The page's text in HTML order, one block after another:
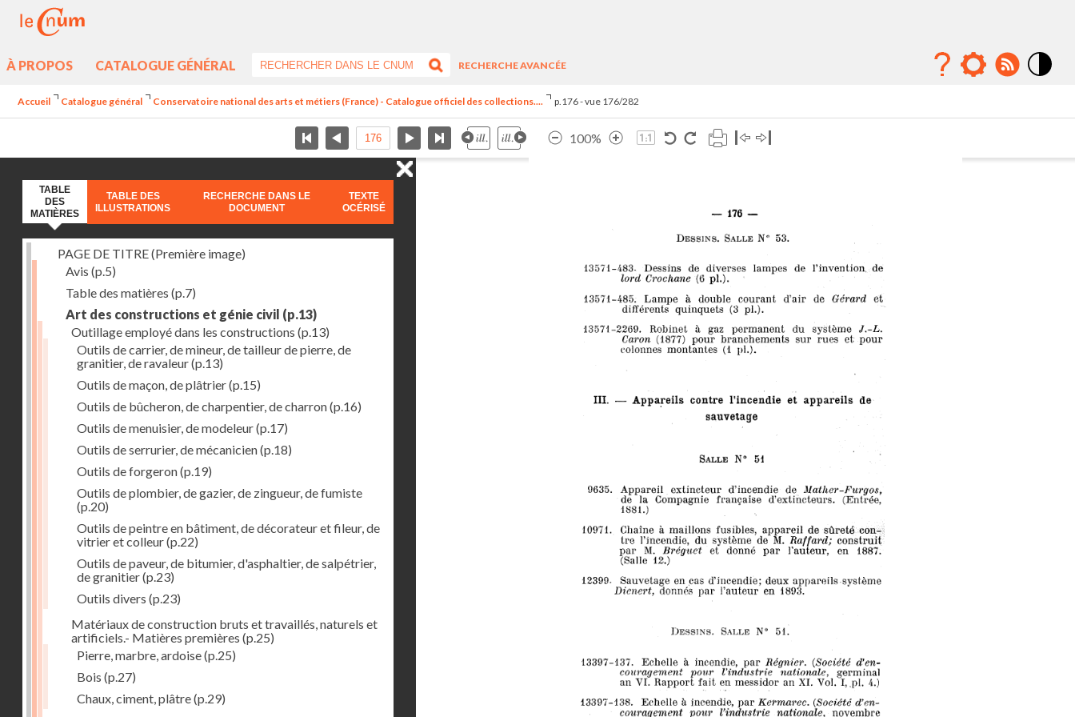
À PROPOS CATALOGUE GÉNÉRAL
RECHERCHE AVANCÉE
Accueil Catalogue général Conservatoire national des arts et métiers (France) - Catalogue officiel des collections.... p.176 - vue 176/282
100%
TABLE
DES
MATIÈRES
TABLE DES
ILLUSTRATIONS
RECHERCHE DANS LE
DOCUMENT
TEXTE
OCÉRISÉ
PAGE DE TITRE (Première image)
Avis (p.5)
Table des matières (p.7)
Art des constructions et génie civil (p.13)
Outillage employé dans les constructions (p.13)
Outils de carrier, de mineur, de tailleur de pierre, de
granitier, de ravaleur(p.13)
Outils de maçon, de plâtrier(p.15)
Outils de bûcheron, de charpentier, de charron(p.16)
Outils de menuisier, de modeleur(p.17)
Outils de serrurier, de mécanicien(p.18)
Outils de forgeron(p.19)
Outils de plombier, de gazier, de zingueur, de fumiste
(p.20)
Outils de peintre en bâtiment, de décorateur et fileur, de
vitrier et colleur(p.22)
Outils de paveur, de bitumier, d'asphaltier, de salpétrier,
de granitier(p.23)
Outils divers (p.23)
Matériaux de construction bruts et travaillés, naturels et
artificiels.- Matières premières (p.25)
Pierre, marbre, ardoise(p.25)
Bois (p.27)
Chaux, ciment, plâtre(p.29)